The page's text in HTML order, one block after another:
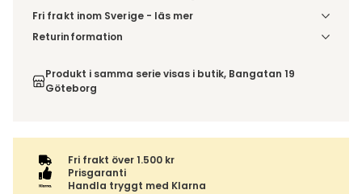
Fri frakt inom Sverige - läs mer
Denna vara skickas till din port/tomtgräns. Innan leverans
Beställs varan ihop med andra produkter skickas hela
ordern tillsammans.
Returinformation
order, enligt distansavtalslagen.
Produkt i samma serie visas i butik, Bangatan 19
Göteborg
Fri frakt över 1.500 kr
Prisgaranti
Handla tryggt med Klarna